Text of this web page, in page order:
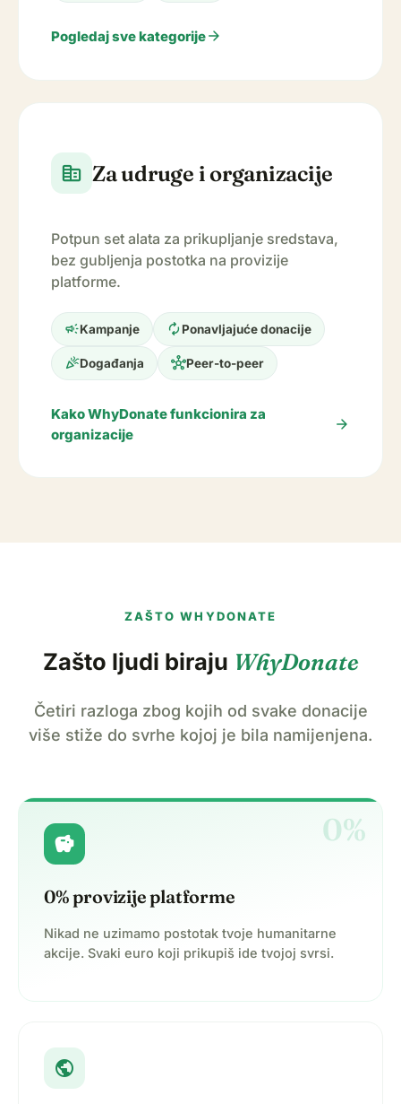
Pogledaj sve kategorijearrow_forward
corporate_fare Za udruge i organizacije
Potpun set alata za prikupljanje sredstava,
bez gubljenja postotka na provizije
platforme.
campaignKampanje autorenewPonavljajuće donacije
celebrationDogađanja hubPeer-to-peer
Kako WhyDonate funkcionira za
organizacije
arrow_forward
ZAŠTO WHYDONATE
Zašto ljudi biraju WhyDonate
Četiri razloga zbog kojih od svake donacije
više stiže do svrhe kojoj je bila namijenjena.
0%
savings
0% provizije platforme
Nikad ne uzimamo postotak tvoje humanitarne
akcije. Svaki euro koji prikupiš ide tvojoj svrsi.
public